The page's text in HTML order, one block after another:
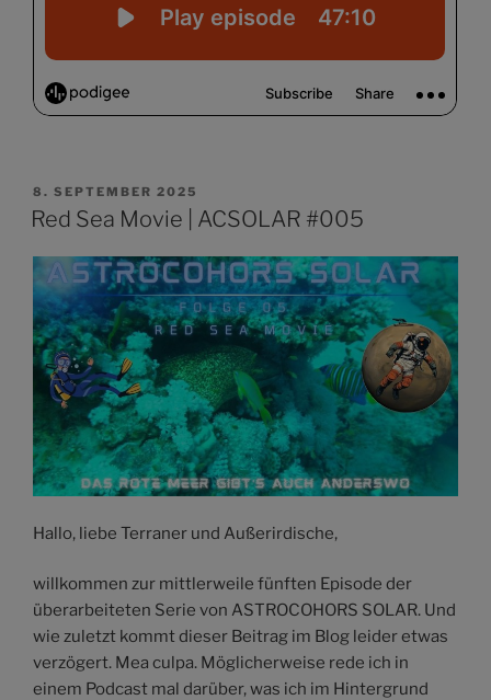
VERÖFFENTLICHT
AM
8. SEPTEMBER 2025
Red Sea Movie | ACSOLAR #005
Hallo, liebe Terraner und Außerirdische,
willkommen zur mittlerweile fünften Episode der
überarbeiteten Serie von ASTROCOHORS SOLAR. Und
wie zuletzt kommt dieser Beitrag im Blog leider etwas
verzögert. Mea culpa. Möglicherweise rede ich in
einem Podcast mal darüber, was ich im Hintergrund